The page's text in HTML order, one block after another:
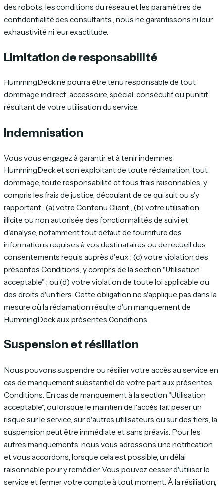
des robots, les conditions du réseau et les paramètres de
confidentialité des consultants ; nous ne garantissons ni leur
exhaustivité ni leur exactitude.
Limitation de responsabilité
HummingDeck ne pourra être tenu responsable de tout
dommage indirect, accessoire, spécial, consécutif ou punitif
résultant de votre utilisation du service.
Indemnisation
Vous vous engagez à garantir et à tenir indemnes
HummingDeck et son exploitant de toute réclamation, tout
dommage, toute responsabilité et tous frais raisonnables, y
compris les frais de justice, découlant de ce qui suit ou s'y
rapportant : (a) votre Contenu Client ; (b) votre utilisation
illicite ou non autorisée des fonctionnalités de suivi et
d'analyse, notamment tout défaut de fourniture des
informations requises à vos destinataires ou de recueil des
consentements requis auprès d'eux ; (c) votre violation des
présentes Conditions, y compris de la section "Utilisation
acceptable" ; ou (d) votre violation de toute loi applicable ou
des droits d'un tiers. Cette obligation ne s'applique pas dans la
mesure où la réclamation résulte d'un manquement de
HummingDeck aux présentes Conditions.
Suspension et résiliation
Nous pouvons suspendre ou résilier votre accès au service en
cas de manquement substantiel de votre part aux présentes
Conditions. En cas de manquement à la section "Utilisation
acceptable", ou lorsque le maintien de l'accès fait peser un
risque sur le service, sur d'autres utilisateurs ou sur des tiers, la
suspension peut être immédiate et sans préavis. Pour les
autres manquements, nous vous adressons une notification
et vous accordons, lorsque cela est possible, un délai
raisonnable pour y remédier. Vous pouvez cesser d'utiliser le
service et fermer votre compte à tout moment. À la résiliation,